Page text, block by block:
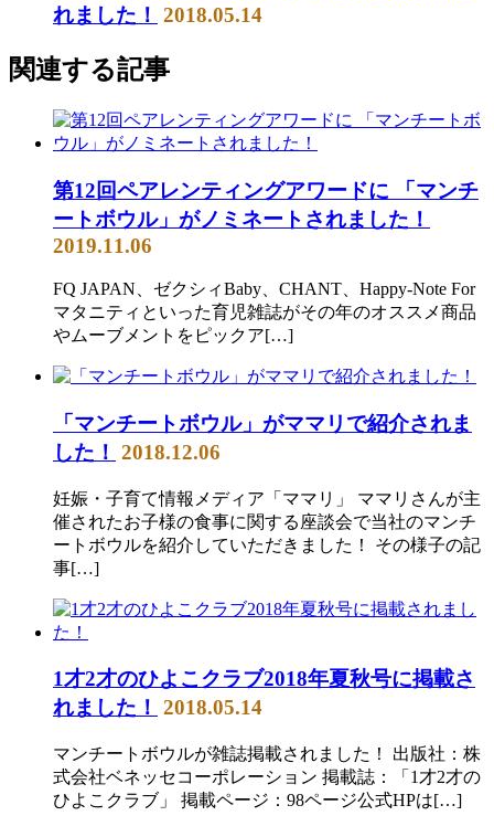
れました！ 2018.05.14
関連する記事
第12回ペアレンティングアワードに 「マンチ
ートボウル」がノミネートされました！
2019.11.06
FQ JAPAN、ゼクシィBaby、CHANT、Happy-Note For
マタニティといった育児雑誌がその年のオススメ商品
やムーブメントをピックア[…]
「マンチートボウル」がママリで紹介されま
した！ 2018.12.06
妊娠・子育て情報メディア「ママリ」 ママリさんが主
催されたお子様の食事に関する座談会で当社のマンチ
ートボウルを紹介していただきました！ その様子の記
事[…]
1才2才のひよこクラブ2018年夏秋号に掲載さ
れました！ 2018.05.14
マンチートボウルが雑誌掲載されました！ 出版社：株
式会社ベネッセコーポレーション 掲載誌：「1才2才の
ひよこクラブ」 掲載ページ：98ページ公式HPは[…]